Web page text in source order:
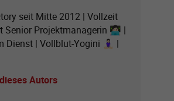
seit Mitte 2012 | Vollzeit
Projektmanagerin 👩🏻‍💻 |
| Vollblut-Yogini 🧘🏻‍♀️ |
Autors